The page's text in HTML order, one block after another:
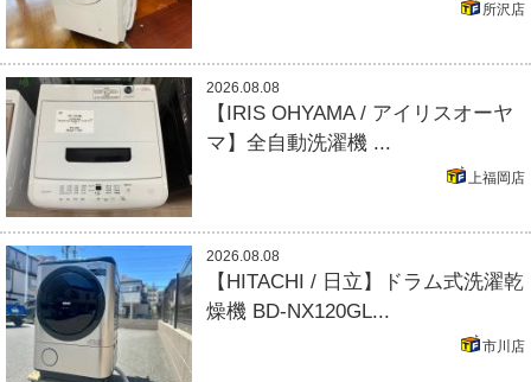
所沢店
2026.08.08
【IRIS OHYAMA / アイリスオーヤ
マ】全自動洗濯機 ...
上福岡店
2026.08.08
【HITACHI / 日立】ドラム式洗濯乾
燥機 BD-NX120GL...
市川店